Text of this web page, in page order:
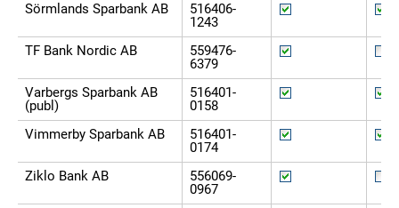
Sörmlands Sparbank AB
516406-
1243
TF Bank Nordic AB
559476-
6379
Varbergs Sparbank AB
(publ)
516401-
0158
Vimmerby Sparbank AB
516401-
0174
Ziklo Bank AB
556069-
0967